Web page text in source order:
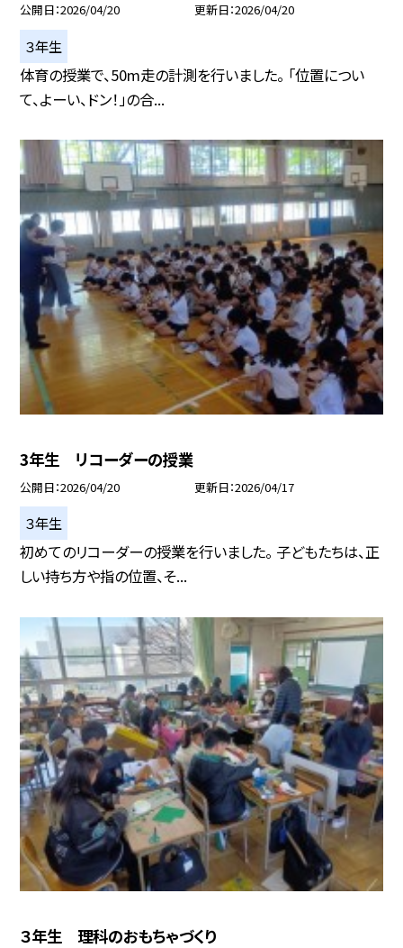
公開日 2026/04/20 更新日 2026/04/20
３年生
体育の授業で、50m走の計測を行いました。 「位置につい
て、よーい、ドン！」の合...
3年生 リコーダーの授業
公開日 2026/04/20 更新日 2026/04/17
３年生
初めてのリコーダーの授業を行いました。 子どもたちは、正
しい持ち方や指の位置、そ...
３年生 理科のおもちゃづくり